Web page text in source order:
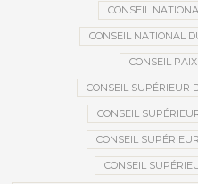
CONSEIL
CONSEIL NATIONAL
CONSEIL
CONSEIL SUPÉRIEUR
CONSEIL
CONSEIL
CONSEIL